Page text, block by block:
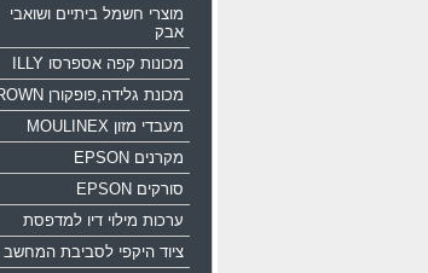
מוצרי חשמל ביתיים ושואבי
אבק
מכונות קפה אספרסו ILLY
מכונת גלידה,פופקורן CROWN
מעבדי מזון MOULINEX
מקרנים EPSON
סורקים EPSON
ערכות מילוי דיו למדפסת
ציוד היקפי לסביבת המחשב